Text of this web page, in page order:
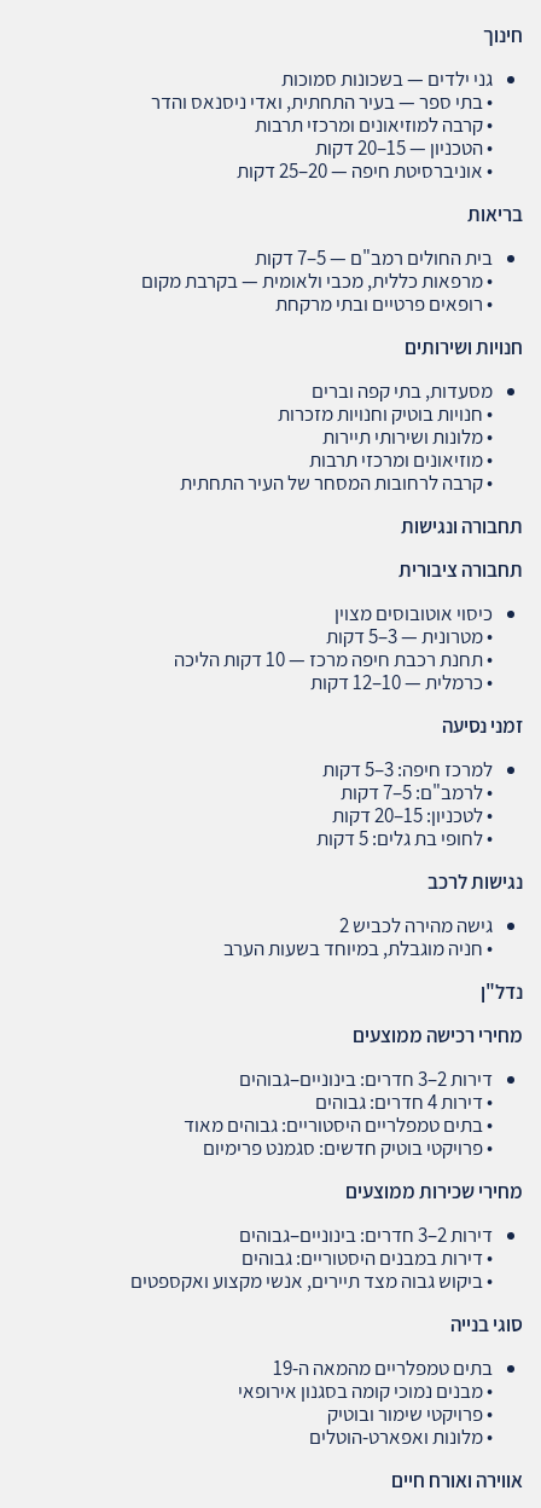
חינוך
גני ילדים — בשכונות סמוכות
• בתי ספר — בעיר התחתית, ואדי ניסנאס והדר
• קרבה למוזיאונים ומרכזי תרבות
• הטכניון — 15–20 דקות
• אוניברסיטת חיפה — 20–25 דקות
בריאות
בית החולים רמב"ם — 5–7 דקות
• מרפאות כללית, מכבי ולאומית — בקרבת מקום
• רופאים פרטיים ובתי מרקחת
חנויות ושירותים
מסעדות, בתי קפה וברים
• חנויות בוטיק וחנויות מזכרות
• מלונות ושירותי תיירות
• מוזיאונים ומרכזי תרבות
• קרבה לרחובות המסחר של העיר התחתית
תחבורה ונגישות
תחבורה ציבורית
כיסוי אוטובוסים מצוין
• מטרונית — 3–5 דקות
• תחנת רכבת חיפה מרכז — 10 דקות הליכה
• כרמלית — 10–12 דקות
זמני נסיעה
למרכז חיפה: 3–5 דקות
• לרמב"ם: 5–7 דקות
• לטכניון: 15–20 דקות
• לחופי בת גלים: 5 דקות
נגישות לרכב
גישה מהירה לכביש 2
• חניה מוגבלת, במיוחד בשעות הערב
נדל"ן
מחירי רכישה ממוצעים
דירות 2–3 חדרים: בינוניים–גבוהים
• דירות 4 חדרים: גבוהים
• בתים טמפלריים היסטוריים: גבוהים מאוד
• פרויקטי בוטיק חדשים: סגמנט פרימיום
מחירי שכירות ממוצעים
דירות 2–3 חדרים: בינוניים–גבוהים
• דירות במבנים היסטוריים: גבוהים
• ביקוש גבוה מצד תיירים, אנשי מקצוע ואקספטים
סוגי בנייה
בתים טמפלריים מהמאה ה‑19
• מבנים נמוכי קומה בסגנון אירופאי
• פרויקטי שימור ובוטיק
• מלונות ואפארט‑הוטלים
אווירה ואורח חיים